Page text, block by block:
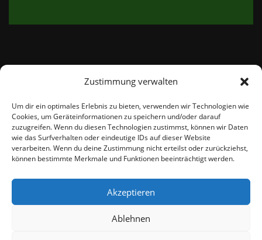
Zustimmung verwalten
Um dir ein optimales Erlebnis zu bieten, verwenden wir Technologien wie
Cookies, um Geräteinformationen zu speichern und/oder darauf
zuzugreifen. Wenn du diesen Technologien zustimmst, können wir Daten
wie das Surfverhalten oder eindeutige IDs auf dieser Website
verarbeiten. Wenn du deine Zustimmung nicht erteilst oder zurückziehst,
können bestimmte Merkmale und Funktionen beeinträchtigt werden.
Akzeptieren
Ablehnen
email: info@thetweedshop.de
Kvk Nummer: 88959732
MWSnr: NL864836247B01